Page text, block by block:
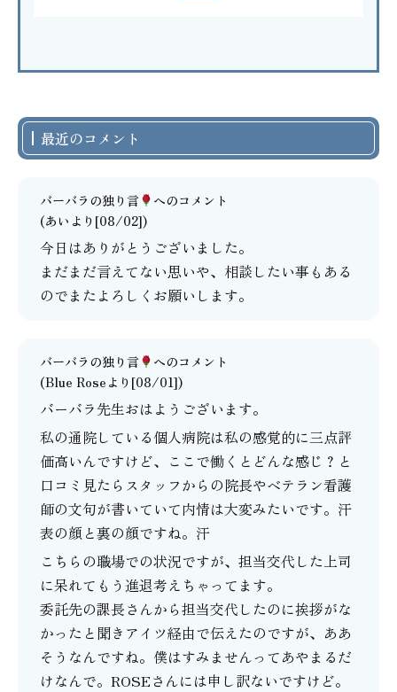
最近のコメント
バーバラの独り言
へのコメント
(あいより[08/02])
今日はありがとうございました。
まだまだ言えてない思いや、相談したい事もある
のでまたよろしくお願いします。
バーバラの独り言
へのコメント
(Blue Roseより[08/01])
バーバラ先生おはようございます。
私の通院している個人病院は私の感覚的に三点評
価高いんですけど、ここで働くとどんな感じ？と
口コミ見たらスタッフからの院長やベテラン看護
師の文句が書いていて内情は大変みたいです。汗
表の顔と裏の顔ですね。汗
こちらの職場での状況ですが、担当交代した上司
に呆れてもう進退考えちゃってます。
委託先の課長さんから担当交代したのに挨拶がな
かったと聞きアイツ経由で伝えたのですが、ああ
そうなんですね。僕はすみませんってあやまるだ
けなんで。ROSEさんには申し訳ないですけど。